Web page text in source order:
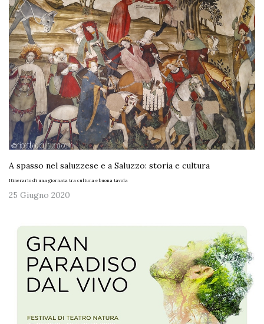
A spasso nel saluzzese e a Saluzzo: storia e cultura
Itinerario di una giornata tra cultura e buona tavola
25 Giugno 2020